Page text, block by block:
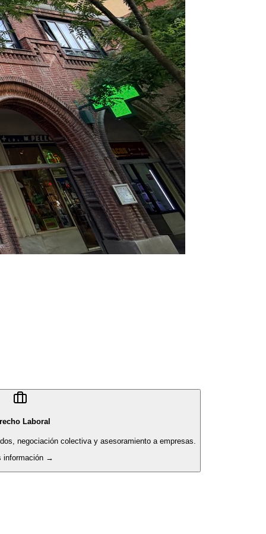
Laboral
negociación colectiva y asesoramiento a empresas.
información →